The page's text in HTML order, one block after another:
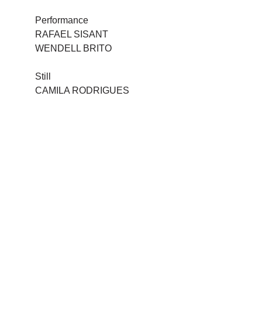
Performance
RAFAEL SISANT
WENDELL BRITO
Still
CAMILA RODRIGUES